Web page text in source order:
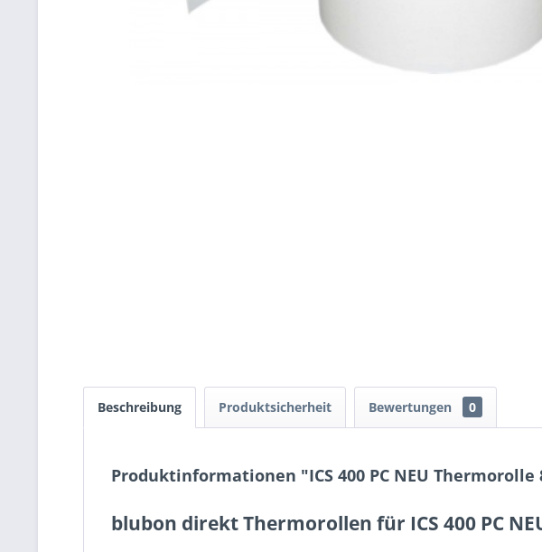
Beschreibung Produktsicherheit Bewertungen 0
Produktinformationen "ICS 400 PC NEU Thermorolle
blubon direkt Thermorollen für ICS 400 PC